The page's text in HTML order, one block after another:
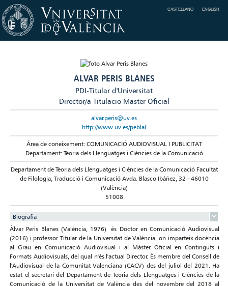
CASTELLANO ENGLISH
ALVAR PERIS BLANES
PDI-Titular d'Universitat
Director/a Titulacio Master Oficial
alvar.peris@uv.es
http://www.uv.es/peblal
Àrea de coneixement: COMUNICACIÓ AUDIOVISUAL I PUBLICITAT
Departament: Teoria dels Llenguatges i Ciències de la Comunicació
Departament de Teoria dels Llenguatges i Ciències de la Comunicació Facultat
de Filologia, Traducció i Comunicació Avda. Blasco Ibáñez, 32 - 46010
(València)
51008
Biografia
Àlvar Peris Blanes (València, 1976) és Doctor en Comunicació Audiovisual
(2016) i professor Titular de la Universitat de València, on imparteix docència
al Grau en Comunicació Audiovisual i al Màster Oficial en Continguts i
Formats Audiovisuals, del qual n'és l'actual Director. És membre del Consell de
l'Audiovisual de la Comunitat Valenciana (CACV) des del juliol del 2021. Ha
estat el secretari del Departament de Teoria dels Llenguatges i Ciències de la
Comunicació de la Universitat de València des del novembre del 2018 al